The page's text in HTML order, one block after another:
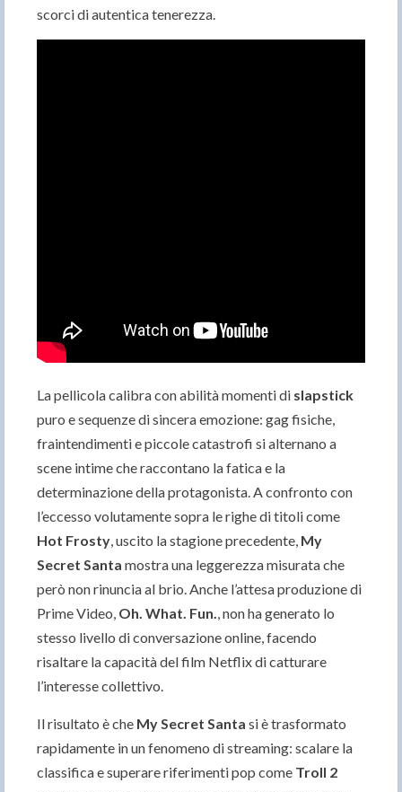
scorci di autentica tenerezza.
La pellicola calibra con abilità momenti di slapstick
puro e sequenze di sincera emozione: gag fisiche,
fraintendimenti e piccole catastrofi si alternano a
scene intime che raccontano la fatica e la
determinazione della protagonista. A confronto con
l’eccesso volutamente sopra le righe di titoli come
Hot Frosty, uscito la stagione precedente, My
Secret Santa mostra una leggerezza misurata che
però non rinuncia al brio. Anche l’attesa produzione di
Prime Video, Oh. What. Fun., non ha generato lo
stesso livello di conversazione online, facendo
risaltare la capacità del film Netflix di catturare
l’interesse collettivo.
Il risultato è che My Secret Santa si è trasformato
rapidamente in un fenomeno di streaming: scalare la
classifica e superare riferimenti pop come Troll 2